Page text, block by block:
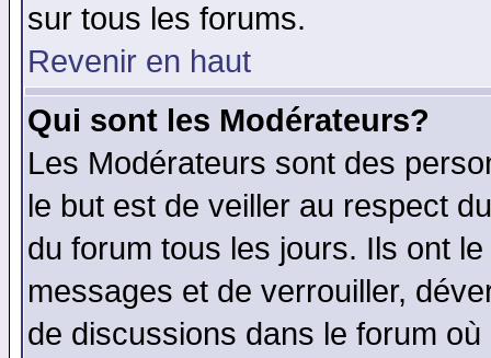
sur tous les forums.
Revenir en haut
Qui sont les Modérateurs?
Les Modérateurs sont des
le but est de veiller au respect
du forum tous les jours. Ils ont
messages et de verrouiller,
de discussions dans le forum